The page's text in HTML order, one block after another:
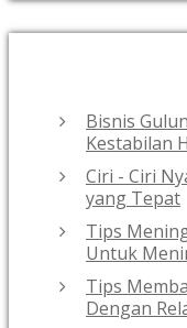
Bisnis
Kestabilan
Ciri - Ciri
yang Tepat
Tips
Untuk
Tips
Dengan